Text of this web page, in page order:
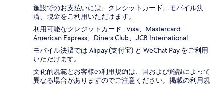
施設でのお支払いには、クレジットカード、モバイル決
済、現金をご利用いただけます。
利用可能なクレジットカード : Visa、Mastercard、
American Express、Diners Club、JCB International
モバイル決済では Alipay (支付宝) と WeChat Pay をご利用
いただけます。
文化的規範とお客様の利用規約は、国および施設によって
異なる場合がありますのでご注意ください。掲載の利用規